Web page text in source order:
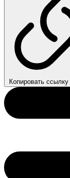
Копировать ссылку